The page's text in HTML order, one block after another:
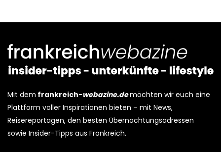
Mit dem frankreich-webazine.demöchten wir euch eine
Plattform voller Inspirationen bieten – mit News,
Reisereportagen, den besten Übernachtungsadressen
sowie Insider-Tipps aus Frankreich.